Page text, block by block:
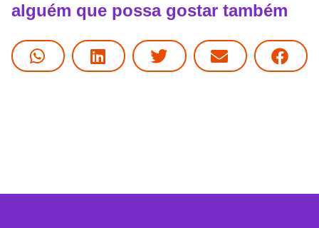
alguém que possa gostar também